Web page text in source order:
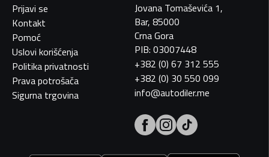
Prijavi se
Kontakt
Pomoć
Uslovi korišćenja
Politika privatnosti
Prava potrošača
Sigurna trgovina
Jovana Tomaševića 1,
Bar, 85000
Crna Gora
PIB: 03007448
+382 (0) 67 312 555
+382 (0) 30 550 099
info@autodiler.me